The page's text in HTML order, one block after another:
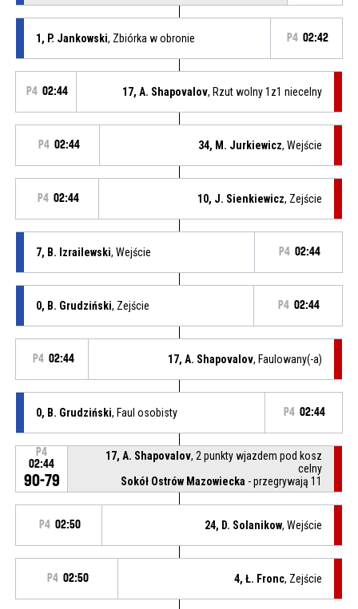
1, P. Jankowski, Zbiórka w obronie P4 02:42
P4 02:44 17, A. Shapovalov, Rzut wolny 1z1 niecelny
P4 02:44 34, M. Jurkiewicz, Wejście
P4 02:44 10, J. Sienkiewicz, Zejście
7, B. Izrailewski, Wejście P4 02:44
0, B. Grudziński, Zejście P4 02:44
P4 02:44 17, A. Shapovalov, Faulowany(-a)
0, B. Grudziński, Faul osobisty P4 02:44
P4
02:44
90-79
17, A. Shapovalov, 2 punkty wjazdem pod kosz
celny
Sokół Ostrów Mazowiecka - przegrywają 11
P4 02:50 24, D. Solanikow, Wejście
P4 02:50 4, Ł. Fronc, Zejście